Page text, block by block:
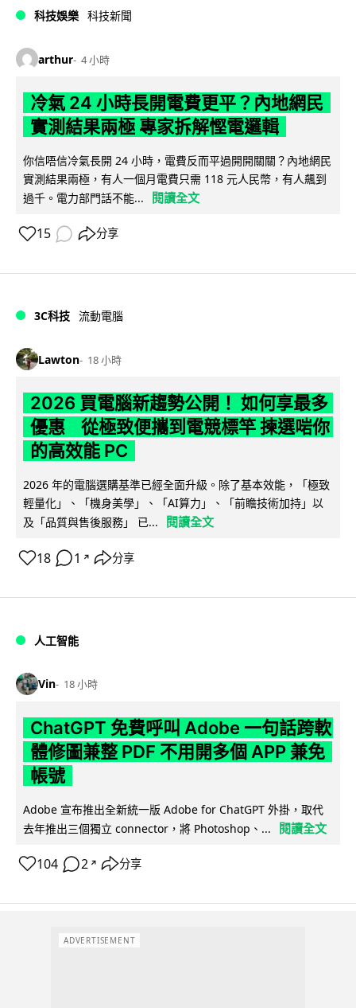
科技娛樂 科技新聞
arthur 4 小時
冷氣 24 小時長開電費更平？內地網民
實測結果兩極 專家拆解慳電邏輯
你信唔信冷氣長開 24 小時，電費反而平過開開關關？內地網民
實測結果兩極，有人一個月電費只需 118 元人民幣，有人飆到
過千。電力部門話不能...
閱讀全文
15 分享
3C科技 流動電腦
Lawton 18 小時
2026 買電腦新趨勢公開！ 如何享最多
優惠 從極致便攜到電競標竿 揀選啱你
的高效能 PC
2026 年的電腦選購基準已經全面升級。除了基本效能，「極致
輕量化」、「機身美學」、「AI算力」、「前瞻技術加持」以
及「品質與售後服務」 已...
閱讀全文
18 1 ↗ 分享
人工智能
Vin 18 小時
ChatGPT 免費呼叫 Adobe 一句話跨軟
體修圖兼整 PDF 不用開多個 APP 兼免
帳號
Adobe 宣布推出全新統一版 Adobe for ChatGPT 外掛，取代
去年推出三個獨立 connector，將 Photoshop、...
閱讀全文
104 2 ↗ 分享
ADVERTISEMENT